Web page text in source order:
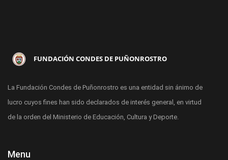
FUNDACIÓN CONDES DE PUÑONROSTRO
La Fundación Condes de Puñonrostro es una entidad sin ánimo de
lucro cuyos fines han sido declarados de interés general, en virtud
de la orden del Ministerio de Educación, Cultura y Deporte.
Menu